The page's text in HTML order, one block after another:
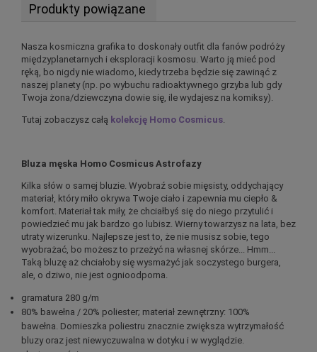
Produkty powiązane
Nasza kosmiczna grafika to doskonały outfit dla fanów podróży
międzyplanetarnych i eksploracji kosmosu. Warto ją mieć pod
ręką, bo nigdy nie wiadomo, kiedy trzeba będzie się zawinąć z
naszej planety (np. po wybuchu radioaktywnego grzyba lub gdy
Twoja żona/dziewczyna dowie się, ile wydajesz na komiksy).
Tutaj zobaczysz całą kolekcję Homo Cosmicus.
Bluza męska Homo Cosmicus Astrofazy
Kilka słów o samej bluzie. Wyobraź sobie mięsisty, oddychający
materiał, który miło okrywa Twoje ciało i zapewnia mu ciepło &
komfort. Materiał tak miły, że chciałbyś się do niego przytulić i
powiedzieć mu jak bardzo go lubisz. Wierny towarzysz na lata, bez
utraty wizerunku. Najlepsze jest to, że nie musisz sobie, tego
wyobrażać, bo możesz to przeżyć na własnej skórze... Hmm...
Taką bluzę aż chciałoby się wysmażyć jak soczystego burgera,
ale, o dziwo, nie jest ognioodporna.
gramatura 280 g/m
80% bawełna / 20% poliester; materiał zewnętrzny: 100%
bawełna. Domieszka poliestru znacznie zwiększa wytrzymałość
bluzy oraz jest niewyczuwalna w dotyku i w wyglądzie.